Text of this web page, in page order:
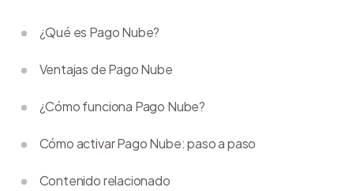
¿Qué es Pago Nube?
Ventajas de Pago Nube
¿Cómo funciona Pago Nube?
Cómo activar Pago Nube: paso a paso
Contenido relacionado